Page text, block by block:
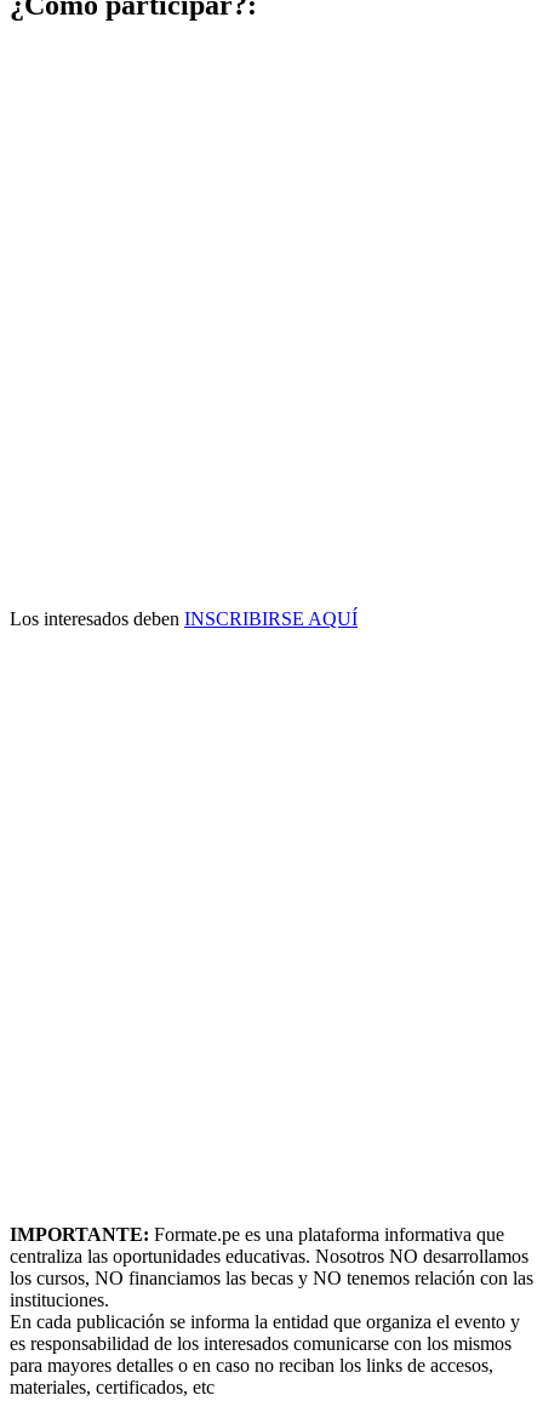
Los interesados deben INSCRIBIRSE AQUÍ
IMPORTANTE: Formate.pe es una plataforma informativa que
centraliza las oportunidades educativas. Nosotros NO desarrollamos
los cursos, NO financiamos las becas y NO tenemos relación con las
instituciones.
En cada publicación se informa la entidad que organiza el evento y
es responsabilidad de los interesados comunicarse con los mismos
para mayores detalles o en caso no reciban los links de accesos,
materiales, certificados, etc